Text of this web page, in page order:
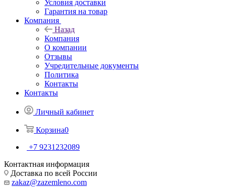
Условия доставки
Гарантия на товар
Компания
Назад
Компания
О компании
Отзывы
Учредительные документы
Политика
Контакты
Контакты
Личный кабинет
Корзина0
+7 9231232089
Контактная информация
Доставка по всей России
zakaz@zazemleno.com